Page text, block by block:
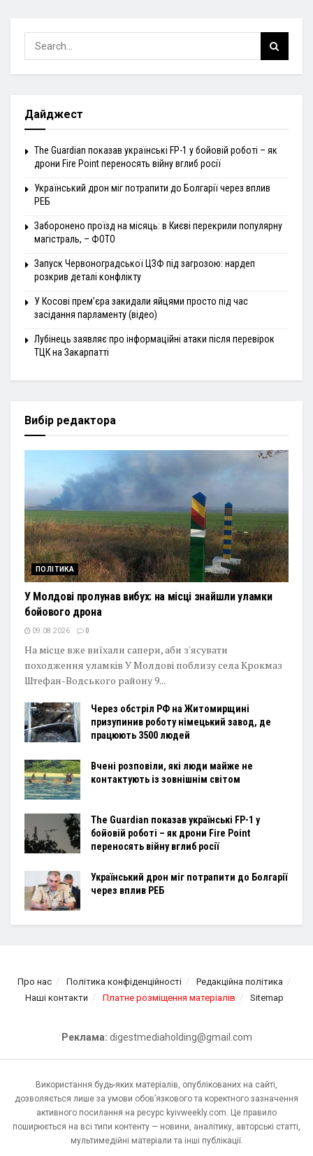
Дайджест
The Guardian показав українські FP-1 у бойовій роботі – як
дрони Fire Point переносять війну вглиб росії
Український дрон міг потрапити до Болгарії через вплив
РЕБ
Заборонено проїзд на місяць: в Києві перекрили популярну
магістраль, – ФОТО
Запуск Червоноградської ЦЗФ під загрозою: нардеп
розкрив деталі конфлікту
У Косові прем’єра закидали яйцями просто під час
засідання парламенту (відео)
Лубінець заявляє про інформаційні атаки після перевірок
ТЦК на Закарпатті
Вибір редактора
ПОЛІТИКА
У Молдові пролунав вибух: на місці знайшли уламки
бойового дрона
09.08.2026 0
На місце вже виїхали сапери, аби з'ясувати
походження уламків У Молдові поблизу села Крокмаз
Штефан-Водського району 9...
Через обстріл РФ на Житомирщині
призупинив роботу німецький завод, де
працюють 3500 людей
Вчені розповіли, які люди майже не
контактують із зовнішнім світом
The Guardian показав українські FP-1 у
бойовій роботі – як дрони Fire Point
переносять війну вглиб росії
Український дрон міг потрапити до Болгарії
через вплив РЕБ
Про нас Політика конфіденційності
Редакційна політика
Наші контакти
Платне розміщення матеріалів Sitemap
Реклама: digestmediaholding@gmail.com
Використання будь-яких матеріалів, опублікованих на сайті,
дозволяється лише за умови обов’язкового та коректного зазначення
активного посилання на ресурс kyivweekly.com. Це правило
поширюється на всі типи контенту — новини, аналітику, авторські статті,
мультимедійні матеріали та інші публікації.